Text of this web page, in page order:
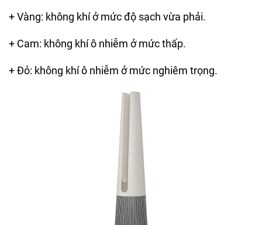
+ Vàng: không khí ở mức độ sạch vừa phải.
+ Cam: không khí ô nhiễm ở mức thấp.
+ Đỏ: không khí ô nhiễm ở mức nghiêm trọng.